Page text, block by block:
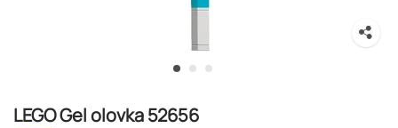
LEGO Gel olovka 52656